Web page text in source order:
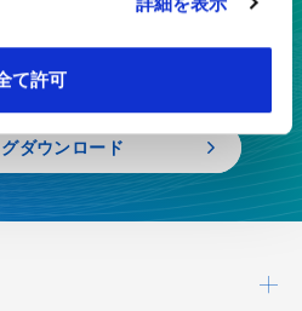
て許可
・お問い合わせ
ダウンロード